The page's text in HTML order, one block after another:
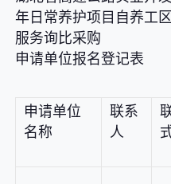
年日常养护项目自养工
服务询比采购
申请单位报名登记表
申请单位
名称
联系
人